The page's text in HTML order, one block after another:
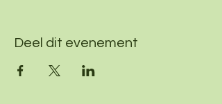
Deel dit evenement